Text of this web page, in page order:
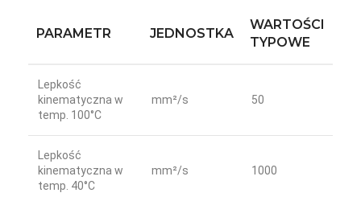
PARAMETR JEDNOSTKA
WARTOŚCI
TYPOWE
Lepkość
kinematyczna w
temp. 100°C
mm²/s 50
Lepkość
kinematyczna w
temp. 40°C
mm²/s 1000